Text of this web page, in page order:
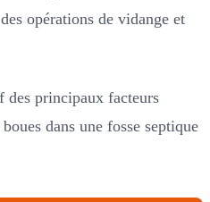
opérations de vidange et
des principaux facteurs
dans une fosse septique